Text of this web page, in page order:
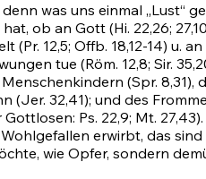
was uns einmal „Lust“
hat, ob an Gott (Hi. 22,26; 27,10
(Pr. 12,5; Offb. 18,12-14) u.
tue (Röm. 12,8; Sir.
(Spr. 8,31),
(Jer. 32,41); und des
Ps. 22,9; Mt. 27,43)
erwirbt, das
wie Opfer, sondern